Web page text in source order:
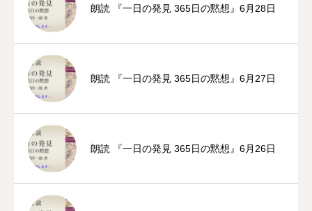
朗読 『一日の発見 365日の黙想』6月28日
朗読 『一日の発見 365日の黙想』6月27日
朗読 『一日の発見 365日の黙想』6月26日